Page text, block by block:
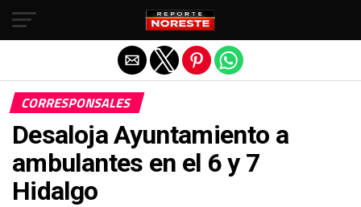
CORRESPONSALES
Desaloja Ayuntamiento a
ambulantes en el 6 y 7
Hidalgo
Salir de la versión móvil